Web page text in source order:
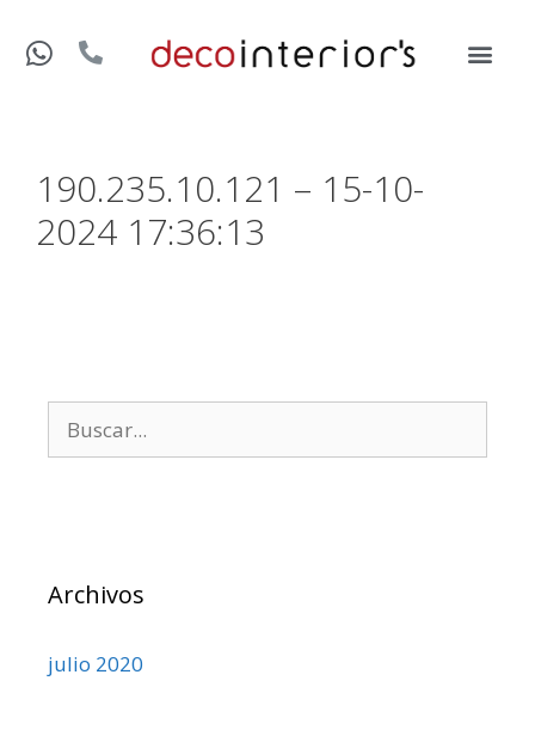
190.235.10.121 – 15-10-
2024 17:36:13
Archivos
julio 2020